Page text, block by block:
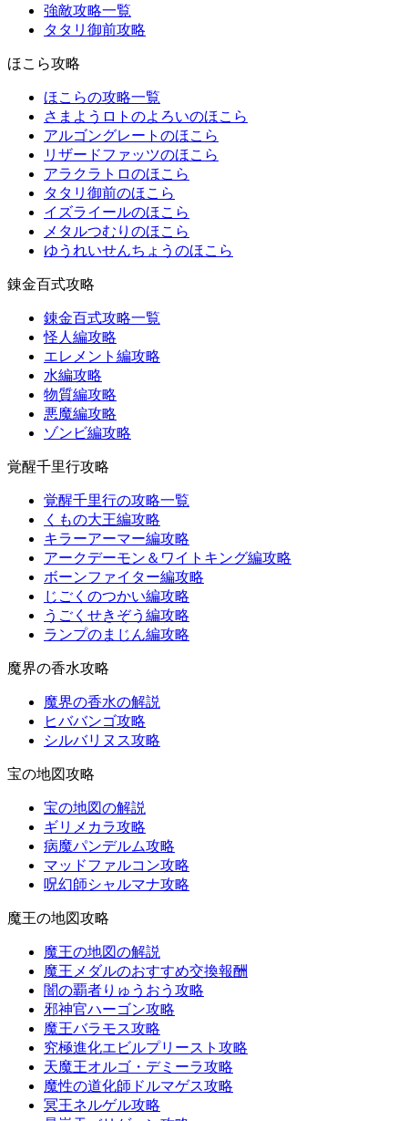
強敵攻略一覧
タタリ御前攻略
ほこら攻略
ほこらの攻略一覧
さまようロトのよろいのほこら
アルゴングレートのほこら
リザードファッツのほこら
アラクラトロのほこら
タタリ御前のほこら
イズライールのほこら
メタルつむりのほこら
ゆうれいせんちょうのほこら
錬金百式攻略
錬金百式攻略一覧
怪人編攻略
エレメント編攻略
水編攻略
物質編攻略
悪魔編攻略
ゾンビ編攻略
覚醒千里行攻略
覚醒千里行の攻略一覧
くもの大王編攻略
キラーアーマー編攻略
アークデーモン＆ワイトキング編攻略
ボーンファイター編攻略
じごくのつかい編攻略
うごくせきぞう編攻略
ランプのまじん編攻略
魔界の香水攻略
魔界の香水の解説
ヒババンゴ攻略
シルバリヌス攻略
宝の地図攻略
宝の地図の解説
ギリメカラ攻略
病魔パンデルム攻略
マッドファルコン攻略
呪幻師シャルマナ攻略
魔王の地図攻略
魔王の地図の解説
魔王メダルのおすすめ交換報酬
闇の覇者りゅうおう攻略
邪神官ハーゴン攻略
魔王バラモス攻略
究極進化エビルプリースト攻略
天魔王オルゴ・デミーラ攻略
魔性の道化師ドルマゲス攻略
冥王ネルゲル攻略